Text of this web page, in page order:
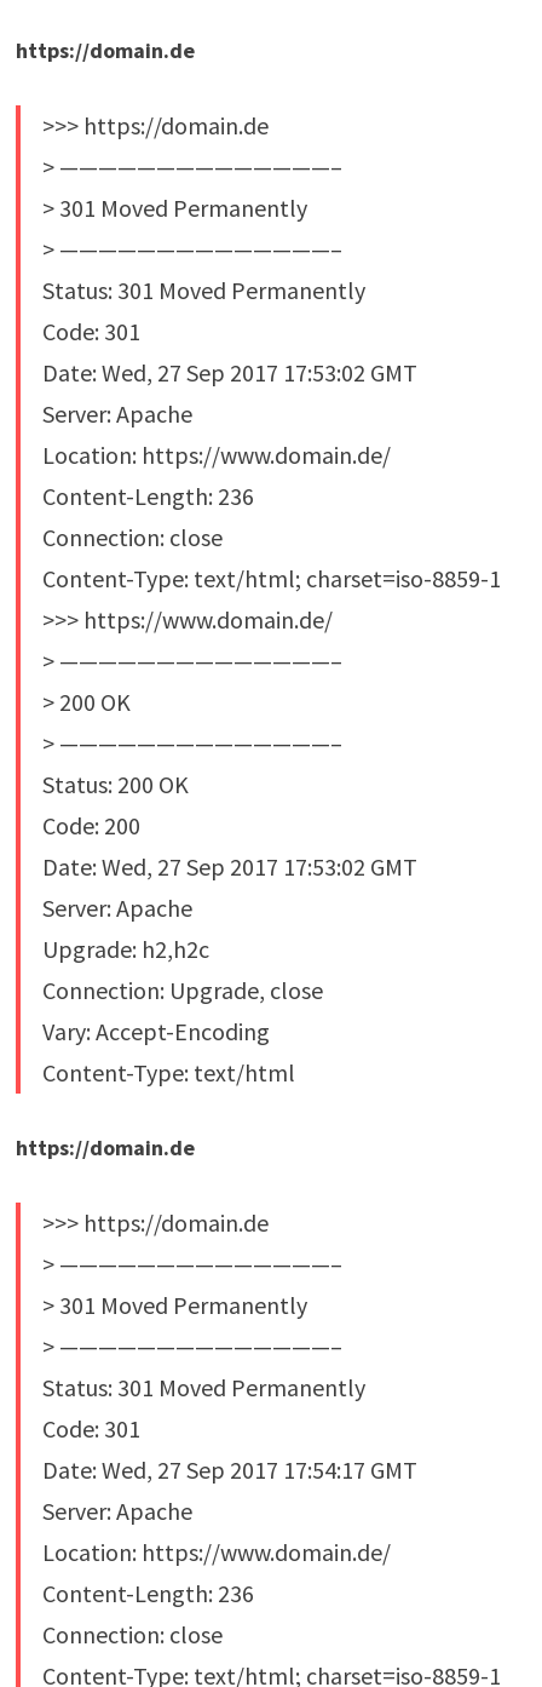
https://domain.de
>>> https://domain.de
> ——————————————–
> 301 Moved Permanently
> ——————————————–
Status: 301 Moved Permanently
Code: 301
Date: Wed, 27 Sep 2017 17:53:02 GMT
Server: Apache
Location: https://www.domain.de/
Content-Length: 236
Connection: close
Content-Type: text/html; charset=iso-8859-1
>>> https://www.domain.de/
> ——————————————–
> 200 OK
> ——————————————–
Status: 200 OK
Code: 200
Date: Wed, 27 Sep 2017 17:53:02 GMT
Server: Apache
Upgrade: h2,h2c
Connection: Upgrade, close
Vary: Accept-Encoding
Content-Type: text/html
https://domain.de
>>> https://domain.de
> ——————————————–
> 301 Moved Permanently
> ——————————————–
Status: 301 Moved Permanently
Code: 301
Date: Wed, 27 Sep 2017 17:54:17 GMT
Server: Apache
Location: https://www.domain.de/
Content-Length: 236
Connection: close
Content-Type: text/html; charset=iso-8859-1